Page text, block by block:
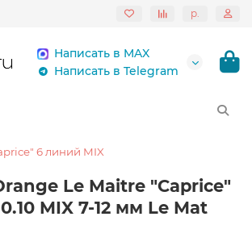
р.
Написать в MAX
Написать в Telegram
6 линий MIX
Le Maitre "Caprice"
MIX 7-12 мм Le Mat